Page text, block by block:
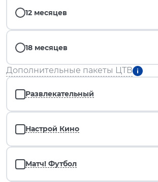
12 месяцев
18 месяцев
Дополнительные пакеты ЦТВ
Развлекательный
Настрой Кино
Матч! Футбол